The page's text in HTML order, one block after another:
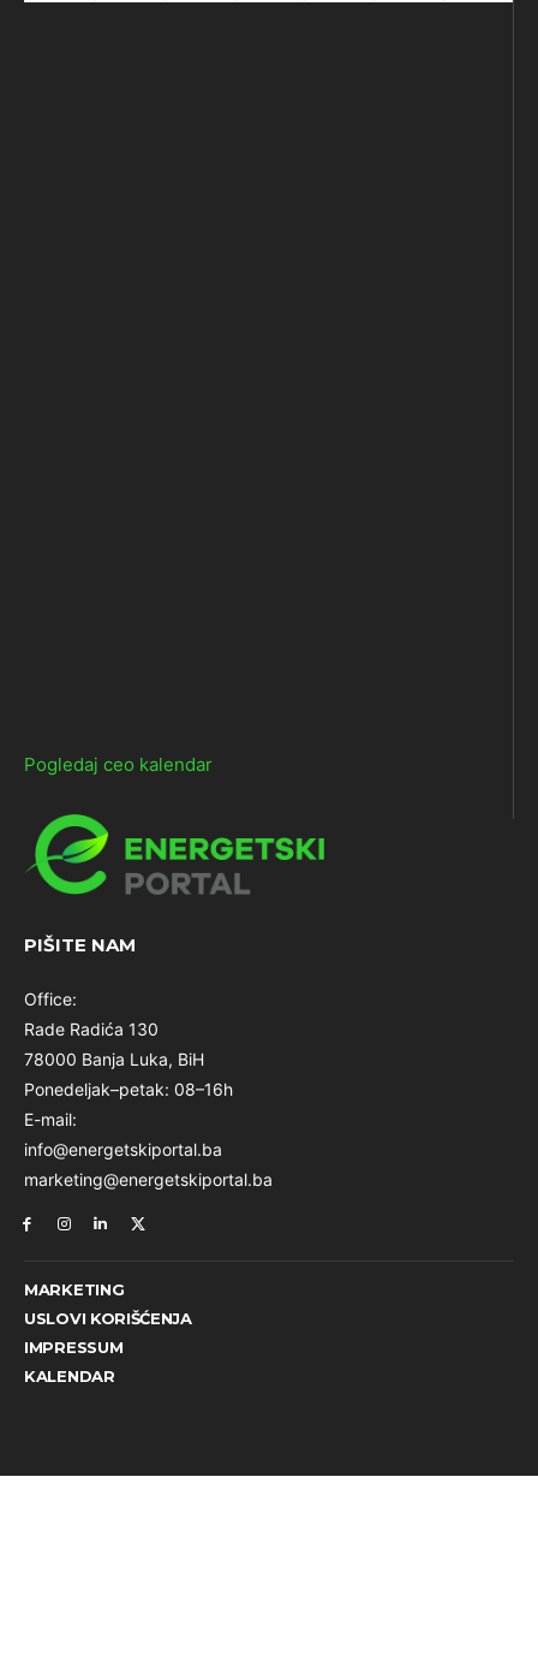
Pogledaj ceo kalendar
PIŠITE NAM
Office:
Rade Radića 130
78000 Banja Luka, BiH
Ponedeljak–petak: 08–16h
E-mail:
info@energetskiportal.ba
marketing@energetskiportal.ba
MARKETING
USLOVI KORIŠĆENJA
IMPRESSUM
KALENDAR